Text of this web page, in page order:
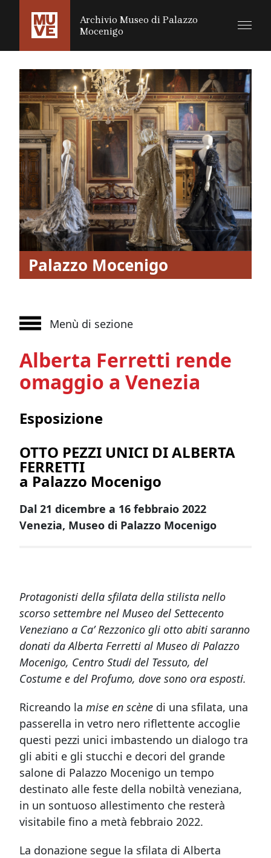
SALTA AL CONTENUTO PRINCIPALE
Archivio Museo di Palazzo
Mocenigo
Palazzo Mocenigo
Menù di sezione
Alberta Ferretti rende
omaggio a Venezia
Esposizione
OTTO PEZZI UNICI DI ALBERTA
FERRETTI
a Palazzo Mocenigo
Dal 21 dicembre a 16 febbraio 2022
Venezia, Museo di Palazzo Mocenigo
Protagonisti della sfilata della stilista nello
scorso settembre nel Museo del Settecento
Veneziano a Ca’ Rezzonico gli otto abiti saranno
donati da Alberta Ferretti al Museo di Palazzo
Mocenigo, Centro Studi del Tessuto, del
Costume e del Profumo, dove sono ora esposti.
Ricreando la mise en scène di una sfilata, una
passerella in vetro nero riflettente accoglie
questi pezzi unici imbastendo un dialogo tra
gli abiti e gli stucchi e decori del grande
salone di Palazzo Mocenigo un tempo
destinato alle feste della nobiltà veneziana,
in un sontuoso allestimento che resterà
visitabile fino a metà febbraio 2022.
La donazione segue la sfilata di Alberta